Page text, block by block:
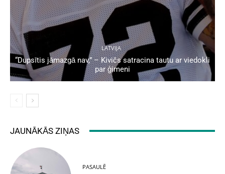
LATVIJA
“Dupsītis jāmazgā nav,” – Kivičs satracina tautu ar viedokli
par ģimeni
JAUNĀKĀS ZIŅAS
PASAULĒ